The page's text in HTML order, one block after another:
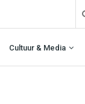
Cultuur & Media